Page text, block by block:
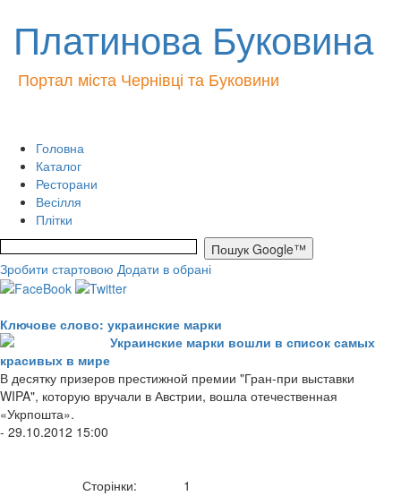
Платинова Буковина
Портал міста Чернівці та Буковини
Головна
Каталог
Ресторани
Весілля
Плітки
Зробити стартовою Додати в обрані
Ключове слово: украинские марки
Украинские марки вошли в список самых
красивых в мире
В десятку призеров престижной премии "Гран-при выставки
WIPA", которую вручали в Австрии, вошла отечественная
«Укрпошта».
- 29.10.2012 15:00
Сторінки: 1